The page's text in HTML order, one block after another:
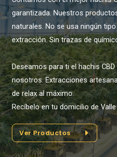
garantizada. Nuestros
naturales. No se usa ningún
extracción. Sin trazas de
Deseamos para ti el hachis
nosotros. Extracciones
de relax al máximo.
Recíbelo en tu domicilio de
Ver Productos